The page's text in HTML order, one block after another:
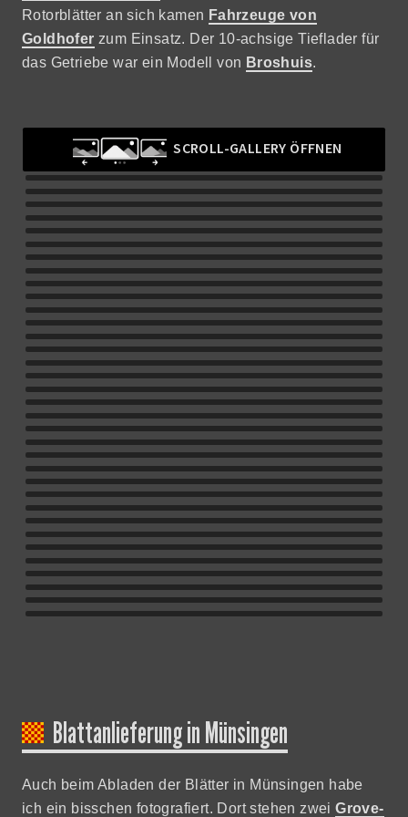
Rotorblätter an sich kamen Fahrzeuge von
Goldhofer zum Einsatz. Der 10-achsige Tieflader für
das Getriebe war ein Modell von Broshuis.
SCROLL-GALLERY ÖFFNEN
Blattanlieferung in Münsingen
Auch beim Abladen der Blätter in Münsingen habe
ich ein bisschen fotografiert. Dort stehen zweiGrove-